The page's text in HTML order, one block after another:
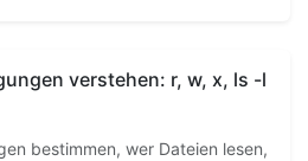
verstehen: r, w, x, ls -l
bestimmen, wer Dateien lesen,